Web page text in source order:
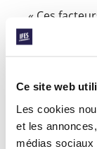
Ce site web
Les cookies
et les
médias sociaux
« Ces
d’implanter
aux EFM
Merci de
originaires